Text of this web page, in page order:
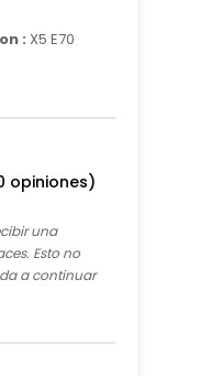
: X5 E70
opiniones)
una
Esto no
a continuar